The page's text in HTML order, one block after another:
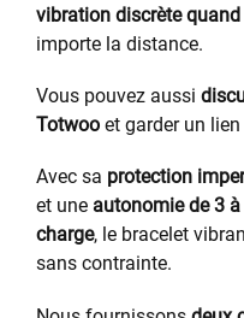
vibration discrète
importe la distance.
Vous pouvez aussi
Totwoo et garder un
Avec sa protection
et une autonomie de 3
charge, le bracelet
sans contrainte.